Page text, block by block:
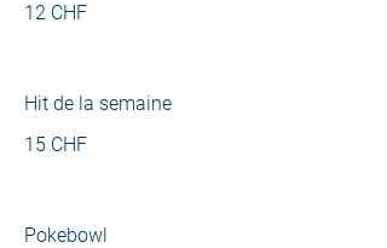
12 CHF
Hit de la semaine
15 CHF
Pokebowl